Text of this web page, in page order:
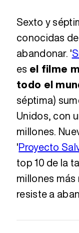
Sexto y
conocidas
abandonar. '
es el filme
todo el
séptima)
Unidos, con
millones.
'Proyecto
top 10 de la
millones
resiste a